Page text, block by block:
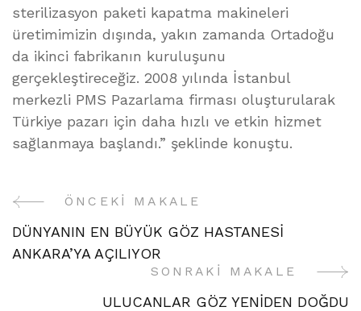
sterilizasyon paketi kapatma makineleri
üretimimizin dışında, yakın zamanda Ortadoğu
da ikinci fabrikanın kuruluşunu
gerçekleştireceğiz. 2008 yılında İstanbul
merkezli PMS Pazarlama firması oluşturularak
Türkiye pazarı için daha hızlı ve etkin hizmet
sağlanmaya başlandı.” şeklinde konuştu.
Yazı
Gezinme
ÖNCEKI MAKALE
DÜNYANIN EN BÜYÜK GÖZ HASTANESİ
ANKARA’YA AÇILIYOR
SONRAKI MAKALE
ULUCANLAR GÖZ YENİDEN DOĞDU